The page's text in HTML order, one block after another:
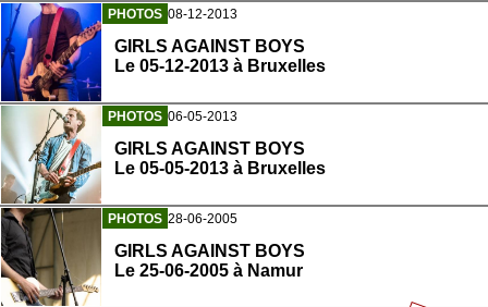
PHOTOS 08-12-2013
GIRLS AGAINST BOYS
Le 05-12-2013 à Bruxelles
PHOTOS 06-05-2013
GIRLS AGAINST BOYS
Le 05-05-2013 à Bruxelles
PHOTOS 28-06-2005
GIRLS AGAINST BOYS
Le 25-06-2005 à Namur